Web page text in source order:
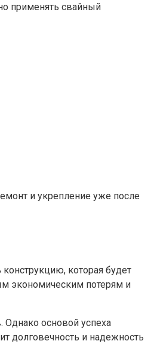
применять свайный
и укрепление уже после
которая будет
экономическим потерям и
основой успеха
долговечность и надежность